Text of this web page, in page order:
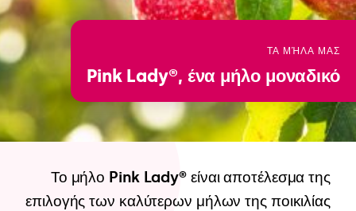
ΤΑ ΜΉΛΑ ΜΑΣ
Pink Lady®, ένα μήλο μοναδικό
Το μήλο Pink Lady® είναι αποτέλεσμα της
επιλογής των καλύτερων μήλων της ποικιλίας